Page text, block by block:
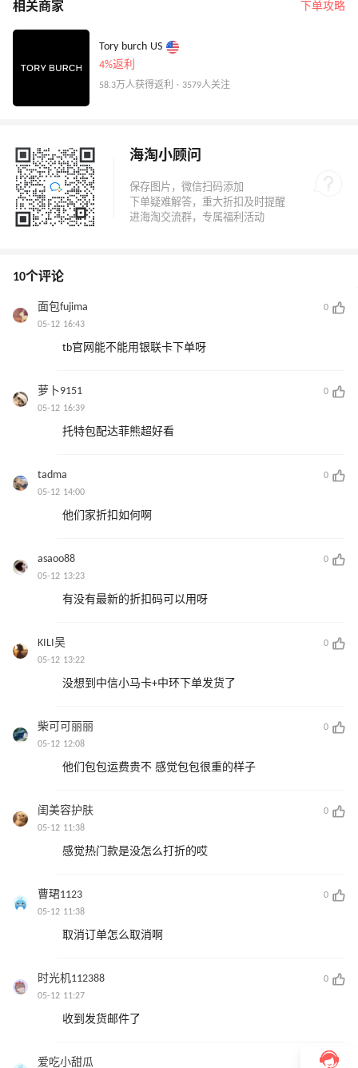
相关商家 下单攻略
Tory burch US
4%返利
58.3万人获得返利 · 3579人关注
海淘小顾问
10个评论
面包fujima
0
05-12 16:43
tb官网能不能用银联卡下单呀
萝卜9151
0
05-12 16:39
托特包配达菲熊超好看
tadma
0
05-12 14:00
他们家折扣如何啊
asaoo88
0
05-12 13:23
有没有最新的折扣码可以用呀
KILI吴
0
05-12 13:22
没想到中信小马卡+中环下单发货了
柴可可丽丽
0
05-12 12:08
他们包包运费贵不 感觉包包很重的样子
闺美容护肤
0
05-12 11:38
感觉热门款是没怎么打折的哎
曹珺1123
0
05-12 11:38
取消订单怎么取消啊
时光机112388
0
05-12 11:27
收到发货邮件了
爱吃小甜瓜 0